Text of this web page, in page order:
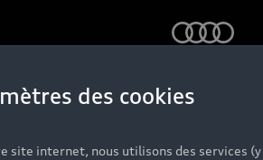
des cookies
site internet, nous utilisons des services
formulaire